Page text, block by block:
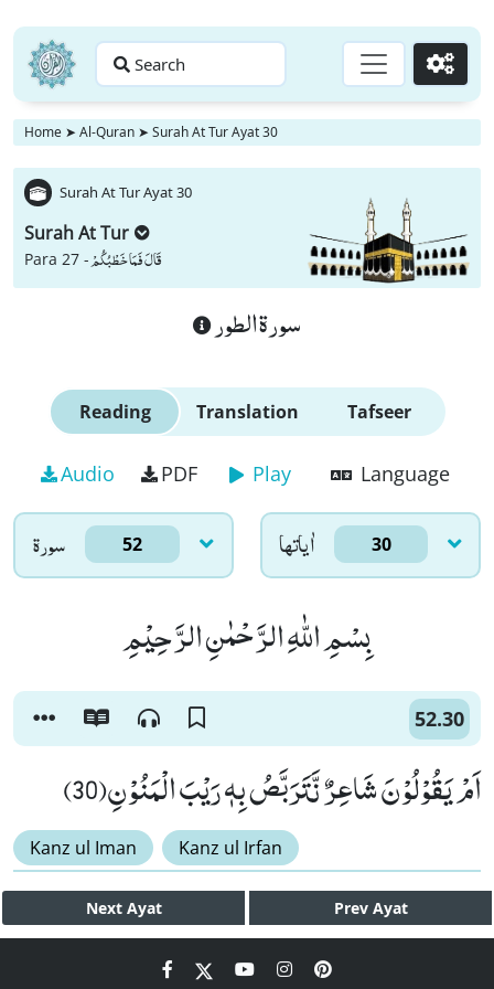
Search Go
Home ➤ Al-Quran ➤ Surah At Tur Ayat 30
Surah At Tur Ayat 30
Surah At Tur
Para 27 -قَالَ فَمَا خَطْبُكُمْ
سورة الطور
Reading Translation Tafseer
Audio PDF Play Language
سورۃ 52 اٰياتها 30
بِسْمِ اللّٰهِ الرَّحْمٰنِ الرَّحِیْمِ
52.30
اَمْ یَقُوْلُوْنَ شَاعِرٌ نَّتَرَبَّصُ بِهٖ رَیْبَ الْمَنُوْنِ(30)
Kanz ul Iman Kanz ul Irfan
Next Ayat Prev Ayat